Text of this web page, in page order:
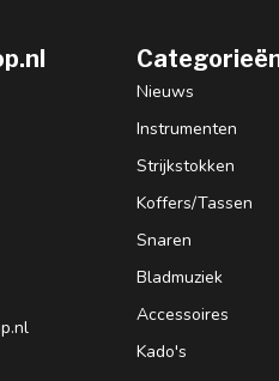
Nieuws
Instrumenten
Strijkstokken
Koffers/Tassen
Snaren
Bladmuziek
Accessoires
Kado's